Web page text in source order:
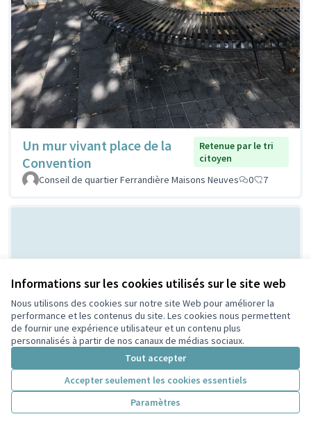
Informations sur les cookies utilisés sur le site web
Nous utilisons des cookies sur notre site Web pour améliorer la
performance et les contenus du site. Les cookies nous permettent
de fournir une expérience utilisateur et un contenu plus
personnalisés à partir de nos canaux de médias sociaux.
Tout accepter
Accepter seulement les cookies essentiels
Paramètres
Un mur vivant place de la
Convention
Retenue par le tri
citoyen
Conseil de quartier Ferrandière Maisons Neuves
0 7
Bal Populaire place Lazare
Goujon
Non retenue par le tri
citoyen